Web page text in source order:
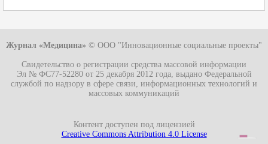
Журнал «Медицина» © ООО "Инновационные социальные проекты"
Свидетельство о регистрации средства массовой информации
Эл № ФС77-52280от 25 декабря 2012 года, выдано Федеральной
службой по надзору в сфере связи, информационных технологий и
массовых коммуникаций
Контент доступен под лицензией
Creative Commons Attribution 4.0 License